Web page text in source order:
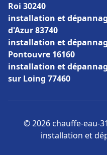
Roi 30240
installation et
d'Azur 83740
installation et
Pontouvre 16160
installation et
sur Loing 77460
© 2026 chauffe-eau-
installation et